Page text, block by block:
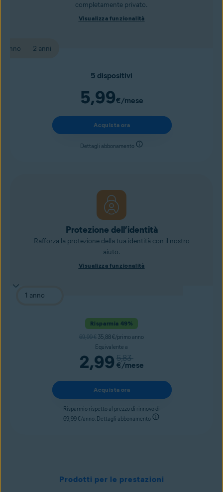
completamente privato.
Visualizza funzionalità
1 anno 2 anni
5 dispositivi
5,99€/mese
Acquista ora
Dettagli abbonamento
Protezione dell’identità
Rafforza la protezione della tua identità con il nostro
aiuto.
Visualizza funzionalità
Risparmia 49%
69,99 € 35,88 €/primo anno
Equivalente a
2,99 5,83
€/mese
Acquista ora
Risparmio rispetto al prezzo di rinnovo di
69,99 €/anno. Dettagli abbonamento
Prodotti per le prestazioni